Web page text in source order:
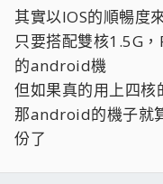
其實以IOS的順暢度
只要搭配雙核1.5G
的android機
但如果真的用上四核
那android的機子就
份了